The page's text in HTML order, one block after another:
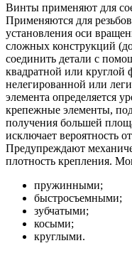
Винты применяют для
Применяются для
установления оси
сложных конструкций
соединить детали с
квадратной или круглой
нелегированной или
элемента определяется
крепежные элементы,
получения большей
исключает вероятность
Предупреждают
плотность крепления.
пружинными;
быстросъемными;
зубчатыми;
косыми;
круглыми.